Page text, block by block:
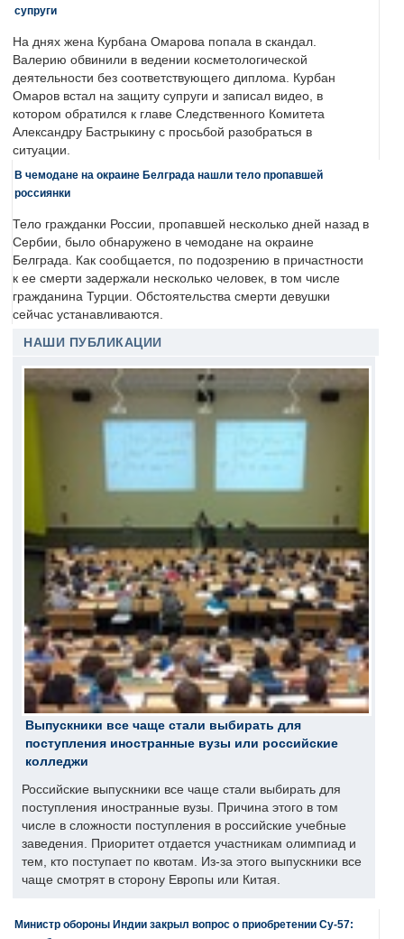
супруги
На днях жена Курбана Омарова попала в скандал.
Валерию обвинили в ведении косметологической
деятельности без соответствующего диплома. Курбан
Омаров встал на защиту супруги и записал видео, в
котором обратился к главе Следственного Комитета
Александру Бастрыкину с просьбой разобраться в
ситуации.
В чемодане на окраине Белграда нашли тело пропавшей
россиянки
Тело гражданки России, пропавшей несколько дней назад в
Сербии, было обнаружено в чемодане на окраине
Белграда. Как сообщается, по подозрению в причастности
к ее смерти задержали несколько человек, в том числе
гражданина Турции. Обстоятельства смерти девушки
сейчас устанавливаются.
НАШИ ПУБЛИКАЦИИ
Выпускники все чаще стали выбирать для
поступления иностранные вузы или российские
колледжи
Российские выпускники все чаще стали выбирать для
поступления иностранные вузы. Причина этого в том
числе в сложности поступления в российские учебные
заведения. Приоритет отдается участникам олимпиад и
тем, кто поступает по квотам. Из-за этого выпускники все
чаще смотрят в сторону Европы или Китая.
Министр обороны Индии закрыл вопрос о приобретении Су-57: